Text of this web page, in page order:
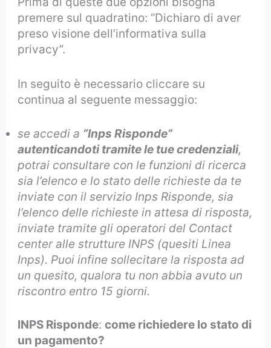
premere sul quadratino: “Dichiaro di aver
preso visione dell’informativa sulla
privacy”.
In seguito è necessario cliccare su
continua al seguente messaggio:
se accedi a “Inps Risponde”
autenticandoti tramite le tue credenziali,
potrai consultare con le funzioni di ricerca
sia l’elenco e lo stato delle richieste da te
inviate con il servizio Inps Risponde, sia
l’elenco delle richieste in attesa di risposta,
inviate tramite gli operatori del Contact
center alle strutture INPS (quesiti Linea
Inps). Puoi infine sollecitare la risposta ad
un quesito, qualora tu non abbia avuto un
riscontro entro 15 giorni.
INPS Risponde:come richiedere lo stato di
un pagamento?